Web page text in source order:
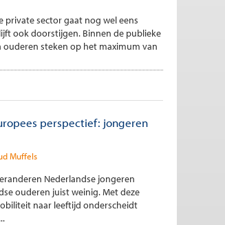
private sector gaat nog wel eens
ook doorstijgen. Binnen de publieke
steken op het maximum van
perspectief: jongeren
Muffels
Nederlandse jongeren
ouderen juist weinig. Met deze
naar leeftijd onderscheidt